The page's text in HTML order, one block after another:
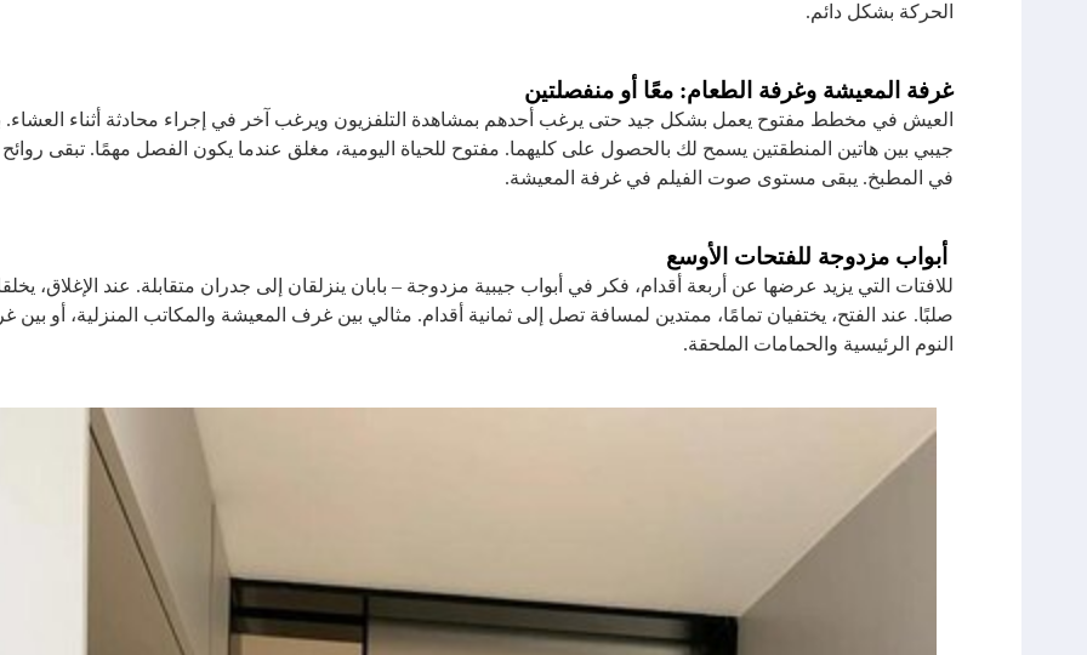
الحركة بشكل دائم.
غرفة المعيشة وغرفة الطعام: معًا أو منفصلتين
العيش في مخطط مفتوح يعمل بشكل جيد حتى يرغب أحدهم بمشاهدة التلفزيون ويرغب آخر في إجراء محادثة أثناء العشاء.
جيبي بين هاتين المنطقتين يسمح لك بالحصول على كليهما. مفتوح للحياة اليومية، مغلق عندما يكون الفصل مهمًا. تبقى
في المطبخ. يبقى مستوى صوت الفيلم في غرفة المعيشة.
أبواب مزدوجة للفتحات الأوسع
للافتات التي يزيد عرضها عن أربعة أقدام، فكر في أبواب جيبية مزدوجة – بابان ينزلقان إلى جدران متقابلة. عند الإغلاق،
صلبًا. عند الفتح، يختفيان تمامًا، ممتدين لمسافة تصل إلى ثمانية أقدام. مثالي بين غرف المعيشة والمكاتب المنزلية، أو بين
النوم الرئيسية والحمامات الملحقة.